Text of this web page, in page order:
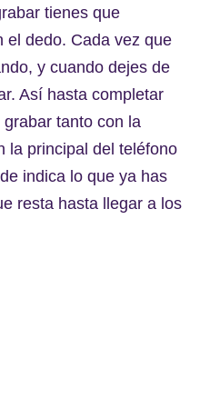
tienes que
el dedo. Cada vez que
y cuando dejes de
Así hasta completar
grabar tanto con la
la principal del teléfono
indica lo que ya has
resta hasta llegar a los